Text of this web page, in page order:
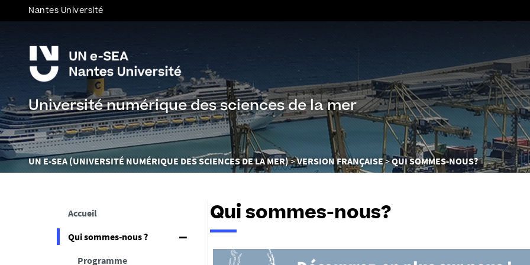
au
Nantes Université
Université numérique des sciences de la mer
Vous
êtes
UN E-SEA (UNIVERSITÉ NUMÉRIQUE DES SCIENCES DE LA MER) VERSION FRANÇAISE QUI SOMMES-NOUS?
Accueil
Qui sommes-nous ?
Programme
Qui sommes-nous?